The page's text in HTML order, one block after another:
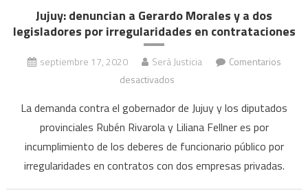
Jujuy: denuncian a Gerardo Morales y a dos
legisladores por irregularidades en contrataciones
septiembre 17, 2020 Será Justicia
Comentarios
desactivados
denuncian
a
Gerardo
Morales
La demanda contra el gobernador de Jujuy y los diputados
provinciales Rubén Rivarola y Liliana Fellner es por
incumplimiento de los deberes de funcionario público por
irregularidades en contratos con dos empresas privadas.